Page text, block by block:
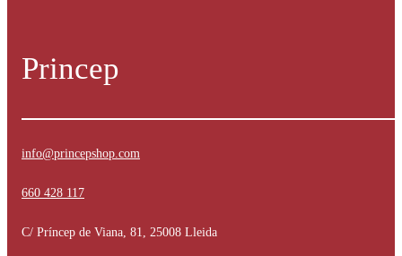
Princep
info@princepshop.com
660 428 117
C/ Príncep de Viana, 81, 25008 Lleida